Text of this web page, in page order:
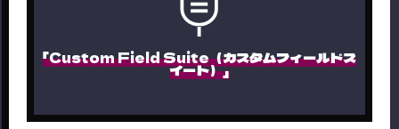
「Custom Field Suite（カスタムフィールドス
イート）」